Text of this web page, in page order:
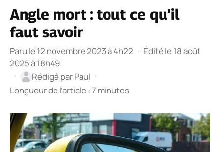
Angle mort : tout ce qu’il
faut savoir
Paru le 12 novembre 2023 à 4h22 · Édité le 18 août
2025 à 18h49
·
Rédigé parPaul ·
Longueur de l’article : 7 minutes